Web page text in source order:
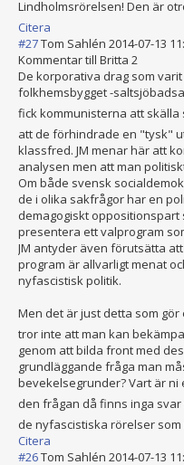
Lindholmsrörelsen! Den är
Citera
#27Tom Sahlén 2014-07-13
Kommentar till Britta 2
De korporativa drag som
folkhemsbygget -
fick kommunisterna att skälla
att de förhindrade en "tysk"
klassfred. JM menar här att
analysen men att man
Om både svensk
de i olika sakfrågor har en
demagogiskt oppositionspart
presentera ett valprogram
JM antyder även förutsätta
program är allvarligt menat
nyfascistisk politik.
Men det är just detta som
tror inte att man kan
genom att bilda front med
grundläggande fråga man
bevekelsegrunder? Vart är ni
den frågan då finns inga
de nyfascistiska rörelser
Citera
#26Tom Sahlén 2014-07-13